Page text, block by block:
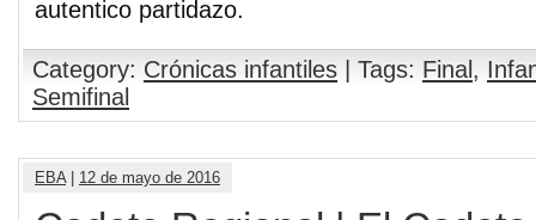
autentico partidazo.
Category: Crónicas infantiles | Tags: Final ,
Semifinal
EBA| 12 de mayo de 2016